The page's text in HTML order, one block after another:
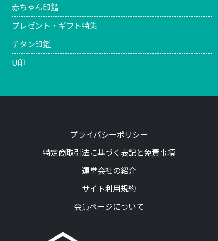
赤ちゃん印鑑
プレゼント・ギフト特集
チタン印鑑
U印
プライバシーポリシー
特定商取引法に基づく表記と免責事項
運営会社の紹介
サイト利用規約
会員ページについて